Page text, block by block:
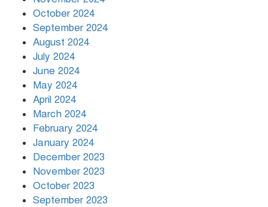
October 2024
September 2024
August 2024
July 2024
June 2024
May 2024
April 2024
March 2024
February 2024
January 2024
December 2023
November 2023
October 2023
September 2023